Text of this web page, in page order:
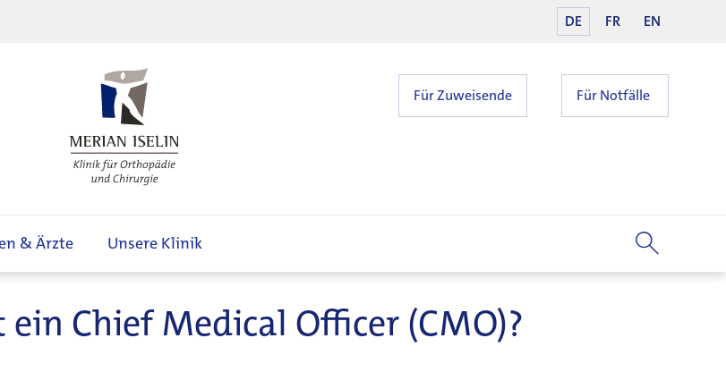
DE FR EN
Für Zuweisende Für Notfälle
& Ärzte Unsere Klinik
Chief Medical Officer (CMO)?